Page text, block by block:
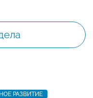
РАЗВИТИЕ